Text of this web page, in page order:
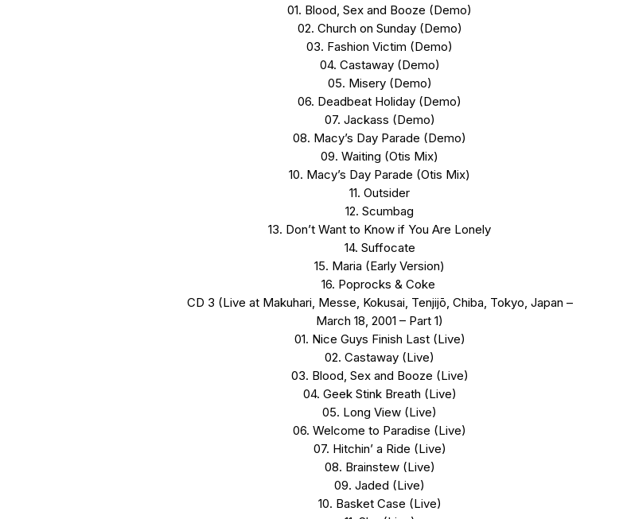
01. Blood, Sex and Booze (Demo)
02. Church on Sunday (Demo)
03. Fashion Victim (Demo)
04. Castaway (Demo)
05. Misery (Demo)
06. Deadbeat Holiday (Demo)
07. Jackass (Demo)
08. Macy’s Day Parade (Demo)
09. Waiting (Otis Mix)
10. Macy’s Day Parade (Otis Mix)
11. Outsider
12. Scumbag
13. Don’t Want to Know if You Are Lonely
14. Suffocate
15. Maria (Early Version)
16. Poprocks & Coke
CD 3 (Live at Makuhari, Messe, Kokusai, Tenjijō, Chiba, Tokyo, Japan –
March 18, 2001 – Part 1)
01. Nice Guys Finish Last (Live)
02. Castaway (Live)
03. Blood, Sex and Booze (Live)
04. Geek Stink Breath (Live)
05. Long View (Live)
06. Welcome to Paradise (Live)
07. Hitchin’ a Ride (Live)
08. Brainstew (Live)
09. Jaded (Live)
10. Basket Case (Live)